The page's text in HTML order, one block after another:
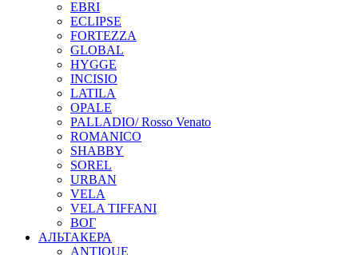
EBRI
ECLIPSE
FORTEZZA
GLOBAL
HYGGE
INCISIO
LATILA
OPALE
PALLADIO/ Rosso Venato
ROMANICO
SHABBY
SOREL
URBAN
VELA
VELA TIFFANI
ВОГ
АЛЬТАКЕРА
ANTIQUE